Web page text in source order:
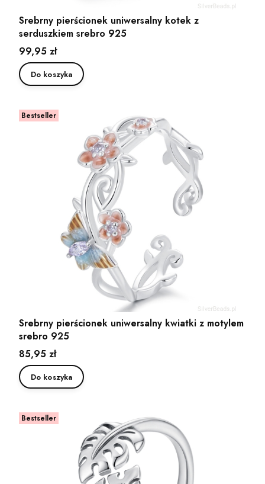
Srebrny pierścionek uniwersalny kotek z
serduszkiem srebro 925
Cena
99,95 zł
Do koszyka
Bestseller
Srebrny pierścionek uniwersalny kwiatki z motylem
srebro 925
Cena
85,95 zł
Do koszyka
Bestseller